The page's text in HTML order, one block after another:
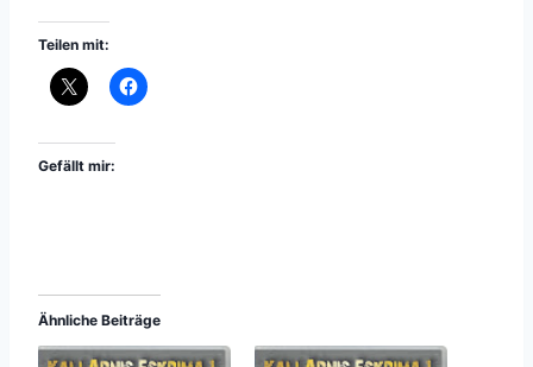
Teilen mit:
Gefällt mir:
Ähnliche Beiträge